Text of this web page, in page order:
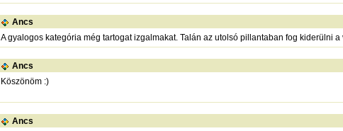
Ancs
A gyalogos kategória még tartogat izgalmakat. Talán az utolsó pillantaban fog kiderülni a
Ancs
Köszönöm :)
Ancs